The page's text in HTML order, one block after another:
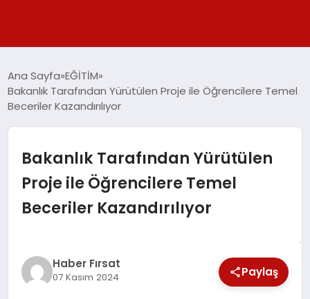
SPOR
SAĞLIK
MAGAZİN
Ana Sayfa EĞİTİM
Bakanlık Tarafından Yürütülen Proje ile Öğrencilere Temel
Beceriler Kazandırılıyor
Bakanlık Tarafından Yürütülen
Proje ile Öğrencilere Temel
Beceriler Kazandırılıyor
Haber Fırsat
07 Kasım 2024 Paylaş